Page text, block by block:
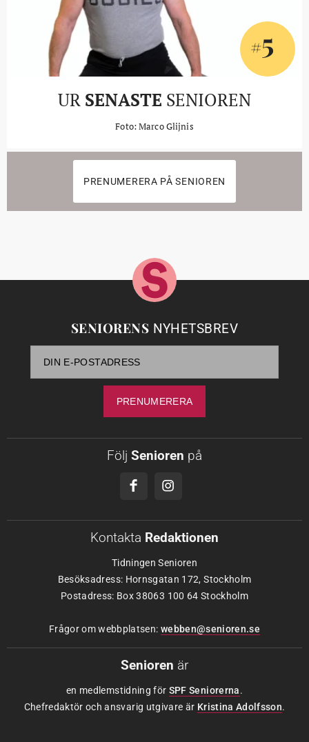
#5
UR SENASTE SENIOREN
Foto: Marco Glijnis
PRENUMERERA PÅ SENIOREN
SENIORENS NYHETSBREV
Följ Senioren på
Kontakta Redaktionen
Tidningen Senioren
Besöksadress: Hornsgatan 172, Stockholm
Postadress: Box 38063 100 64 Stockholm
Frågor om webbplatsen: webben@senioren.se
Senioren är
en medlemstidning för SPF Seniorerna.
Chefredaktör och ansvarig utgivare är Kristina Adolfsson.